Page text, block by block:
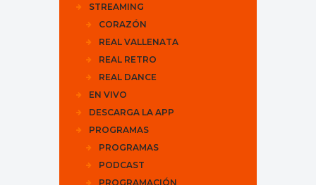
STREAMING
CORAZÓN
REAL VALLENATA
REAL RETRO
REAL DANCE
EN VIVO
DESCARGA LA APP
PROGRAMAS
PROGRAMAS
PODCAST
PROGRAMACIÓN